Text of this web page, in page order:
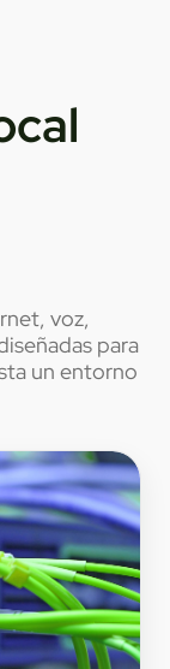
voz,
para
un entorno